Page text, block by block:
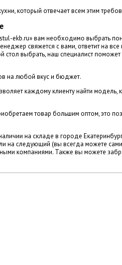
который отвечает всем этим
ekb.ru» вам необходимо выбрать
свяжется с вами, ответит на
стол выбрать, наш специалист
на любой вкус и бюджет.
каждому клиенту найти модель,
товар большим оптом, это
на складе в городе
на следующий (вы всегда можете
компаниями. Также вы можете